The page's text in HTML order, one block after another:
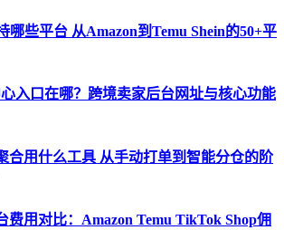
哪些平台 从Amazon到Temu Shein的50+平
入口在哪？跨境卖家后台网址与核心功能
合用什么工具 从手动打单到智能分仓的阶
费用对比：Amazon Temu TikTok Shop佣